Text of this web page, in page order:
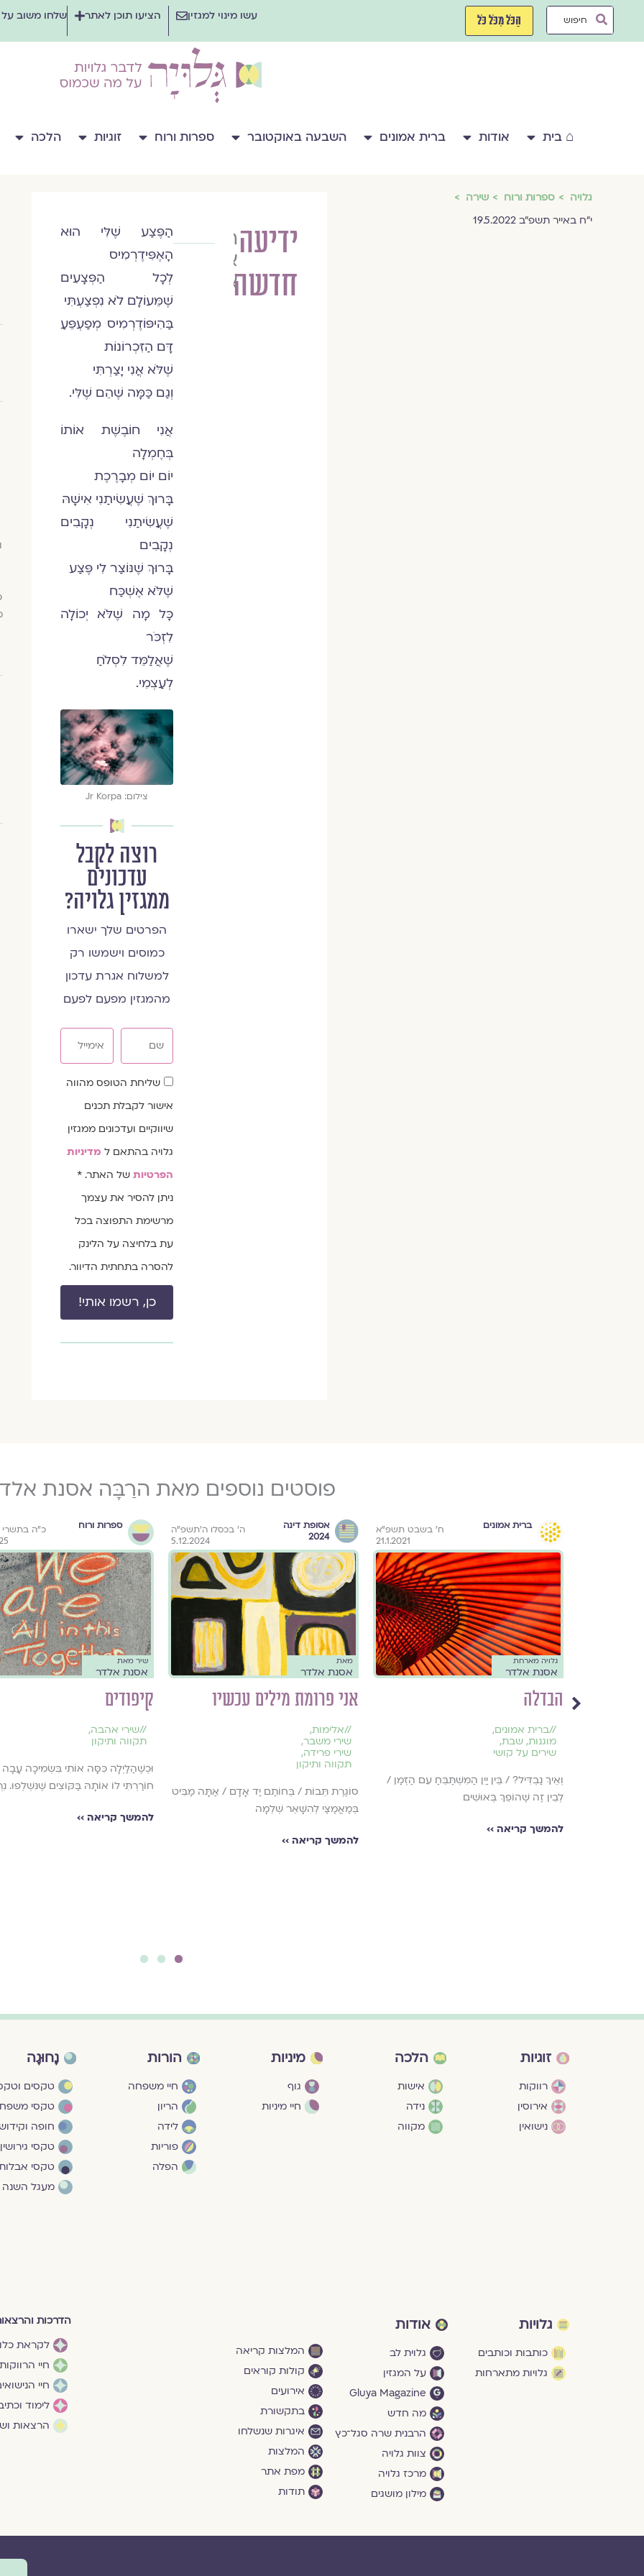
Search
הַכֹּל מִכֹּל כֹּל עשו מינוי למגזין הציעו תוכן לאתר שלחו משוב
⌂ בית אודות ברית אמונים השבעה באוקטובר ספרות ורוח זוגיות הלכה
גלויה ספרות ורוח
שירה
י״ח באייר תשפ״ב 19.5.2022
ידיעה
חדשה
הרַבָּה
אסנת
אלדר
הַפֶּצַע שֶׁלִּי הוּא
הָאֶפִּידֶרְמִיס
לְכָל הַפְּצָעִים
שֶׁמֵּעוֹלָם לֹא נִפְצַעְתִּי
בַּהִיפּוֹדֶרְמִיס מְפַעְפֵּעַ
דָּם הַזִּכְרוֹנוֹת
שֶׁלֹּא אֲנִי יָצַרְתִּי
וְגַם כַּמָּה שֶׁהֵם שֶׁלִּי.
אֲנִי חוֹבֶשֶׁת אוֹתוֹ
בְּחֶמְלָה
יוֹם יוֹם מְבָרֶכֶת
בָּרוּךְ שֶׁעֲשִׂיתַנִי אִישָׁהּ
שֶׁעֲשִׂיתַנִי נְקָבִים
נְקָבִים
בָּרוּךְ שֶׁנּוֹצַר לִי פֶּצַע
שֶׁלֹּא אֶשְׁכַּח
כָּל מָה שֶׁלֹּא יְכוֹלָה
לִזְכֹּר
שֶׁאֲלַמֵּד לִסְלֹחַ
לְעַצְמִי.
צילום: Jr Korpa
רוצה לקבל
עדכונים
ממגזין גלויה?
הפרטים שלך ישארו
כמוסים וישמשו רק
למשלוח אגרת עדכון
מהמגזין מפעם לפעם
שדהשליחת הטופס מהווה
אישור לקבלת תכנים
שיווקיים ועדכונים ממגזין
גלויה בהתאם למדיניות
הפרטיותשל האתר. *
ניתן להסיר את עצמך
מרשימת התפוצה בכל
עת בלחיצה על הלינק
להסרה בתחתית הדיוור.
כן, רשמו אותי!
פוסטים נוספים מאת הרַבָּה אסנת
ברית אמונים
ח׳ בשבט תשפ״א
21.1.2021
גלויה מארחת
אסנת אלדר
הבדלה
//ברית אמונים,
מוגנות, שבת,
שירים על קושי
וְאֵיךְ נַבְדִּיל? / בֵּין יַיִן הַמִּשְׁתַּבֵּחַ עִם הַזְּמַן /
לְבֵין זֶה שֶׁהוֹפֵךְ בְּאוּשִׁים
להמשך קריאה ››
אסופת דינה
2024
ה׳ בכסלו ה׳תשפ״ה
5.12.2024
מאת
אסנת אלדר
אני פרומת מילים עכשיו
//אלימות,
שירי משבר,
שירי פרידה,
תקווה ותיקון
סוֹגֶרֶת תֵּבוֹת / בְּחוֹתַם יַד אָדָם / אַתָּה מַבִּיט
בְּמַאֲמַצַּי לְהִשָּׁאֵר שְׁלֵמָה
להמשך קריאה ››
ספרות ורוח
כ״ה בתשרי
שיר מאת
אסנת אלדר
קיפודים
//שירי אהבה,
תקווה ותיקון
וּכְשֶׁהַלַּיְלָה כִּסָּה אוֹתִי בִּשְׂמִיכָה
חוֹרַרְתִּי לוֹ אוֹתָהּ בַּקּוֹצִים שֶׁנִּשְׁלְפוּ.
להמשך קריאה ››
1
זוגיות
רווקות
אירוסין
נישואין
הלכה
אישות
נידה
מקווה
מיניות
גוף
חיי מיניות
הורות
חיי משפחה
הריון
לידה
פוריות
הפלה
נָחוּגָה
טקסים
טקסי
חופה
טקסי גירושין
טקסי
מעגל השנה
גלויות
כותבות וכותבים
גלויות מתארחות
אודות
גלוית לב
על המגזין
Gluya Magazine
מה חדש
הרבנית שרה סגל־כץ
צוות גלויה
מרכז גלויה
מילון מושגים
המלצות קריאה
קולות קוראים
אירועים
בתקשורת
איגרות שנשלחו
המלצות
מפת אתר
תודות
הדרכות
לקראת
חיי הרווקות
חיי
לימוד
הרצאות